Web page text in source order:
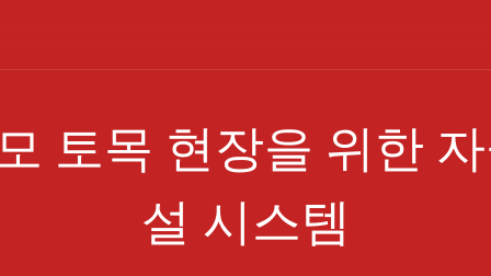
토목 현장을 위한
설 시스템